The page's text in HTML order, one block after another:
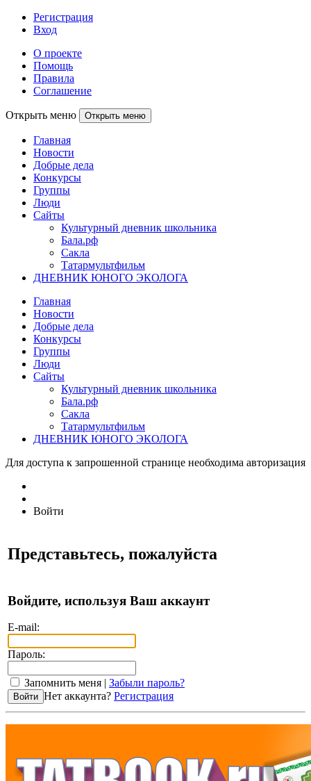
Регистрация
Вход
О проекте
Помощь
Правила
Соглашение
Открыть меню Открыть меню
Главная
Новости
Добрые дела
Конкурсы
Группы
Люди
Сайты
Культурный дневник школьника
Бала.рф
Сакла
Татармультфильм
ДНЕВНИК ЮНОГО ЭКОЛОГА
Главная
Новости
Добрые дела
Конкурсы
Группы
Люди
Сайты
Культурный дневник школьника
Бала.рф
Сакла
Татармультфильм
ДНЕВНИК ЮНОГО ЭКОЛОГА
Для доступа к запрошенной странице необходима авторизация
Войти
Представьтесь, пожалуйста
Войдите, используя Ваш аккаунт
E-mail:
Пароль:
Запомнить меня | Забыли пароль?
Нет аккаунта? Регистрация